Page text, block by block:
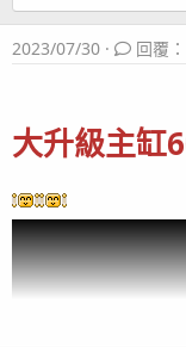
2023/07/30 回覆
大升級主缸